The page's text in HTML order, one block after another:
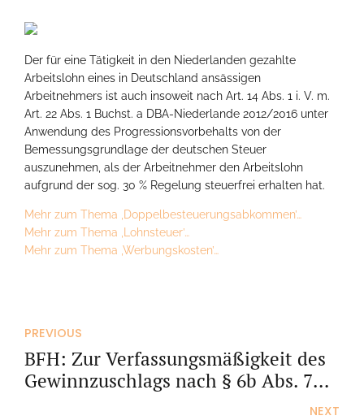
Der für eine Tätigkeit in den Niederlanden gezahlte
Arbeitslohn eines in Deutschland ansässigen
Arbeitnehmers ist auch insoweit nach Art. 14 Abs. 1 i. V. m.
Art. 22 Abs. 1 Buchst. a DBA-Niederlande 2012/2016 unter
Anwendung des Progressionsvorbehalts von der
Bemessungsgrundlage der deutschen Steuer
auszunehmen, als der Arbeitnehmer den Arbeitslohn
aufgrund der sog. 30 % Regelung steuerfrei erhalten hat.
Mehr zum Thema ‚Doppelbesteuerungsabkommen’…
Mehr zum Thema ‚Lohnsteuer’…
Mehr zum Thema ‚Werbungskosten’…
PREVIOUS
BFH: Zur Verfassungsmäßigkeit des
Gewinnzuschlags nach § 6b Abs. 7
NEXT